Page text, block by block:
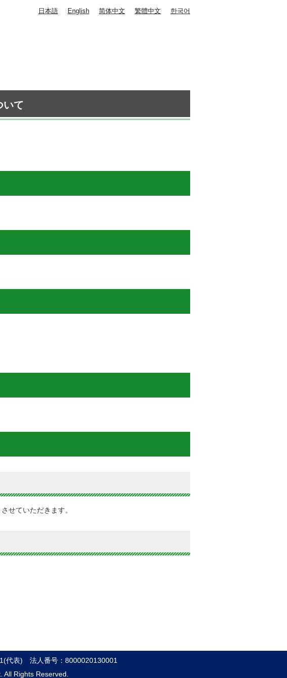
日本語 English 简体中文 繁體中文 한국어
いて
せていただきます。
代表)
法人番号：8000020130001
All Rights Reserved.